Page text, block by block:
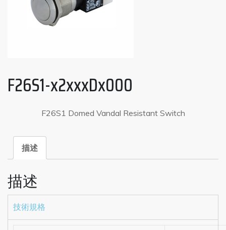
F26S1-x2xxxDx000
F26S1 Domed Vandal Resistant Switch
描述
描述
技術規格